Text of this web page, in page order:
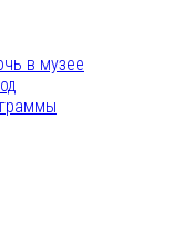
в музее